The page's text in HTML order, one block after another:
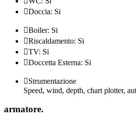
Doccia: Si
Boiler: Si
Riscaldamento: Si
TV: Si
Doccetta Esterna: Si
Strumentazione
Speed, wind, depth, chart plotter,
armatore.